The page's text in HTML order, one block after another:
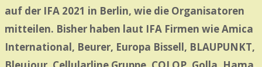
auf der IFA 2021 in Berlin, wie die Organisatoren
mitteilen. Bisher haben laut IFA Firmen wie Amica
International, Beurer, Europa Bissell, BLAUPUNKT,